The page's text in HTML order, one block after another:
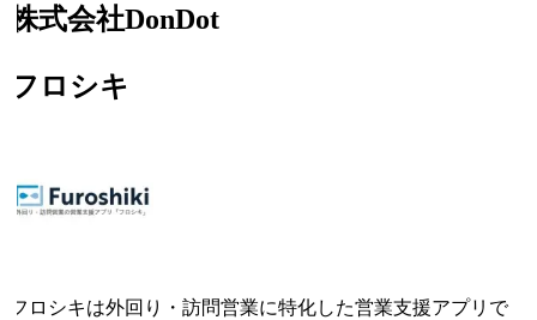
式会社DonDot
ロシキ
ロシキは外回り・訪問営業に特化した営業支援アプリで